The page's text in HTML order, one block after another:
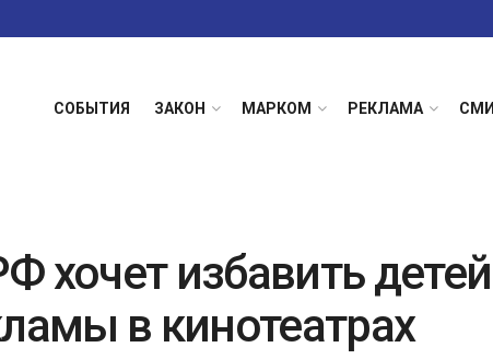
СОБЫТИЯ ЗАКОН МАРКОМ РЕКЛАМА СМИ
хочет избавить детей
в кинотеатрах